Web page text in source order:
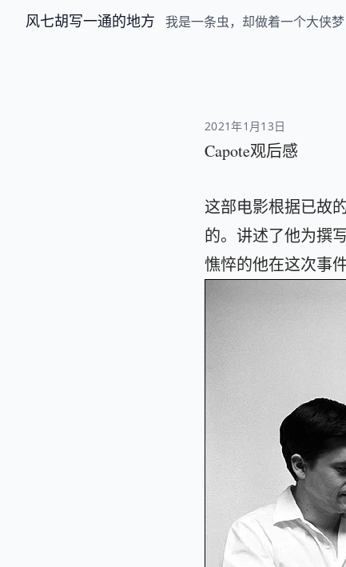
风七胡写一通的地方 我是一条虫，却做着一个大侠梦
2021年1月13日
Capote观后感
这部电影根据已故
的。讲述了他为撰
憔悴的他在这次事